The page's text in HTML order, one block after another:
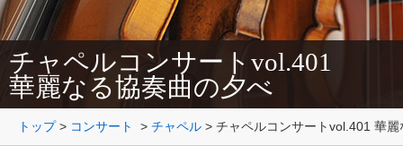
チャペルコンサートvol.401
華麗なる協奏曲の夕べ
トップ> コンサート > チャペル > チャペルコンサートvol.401 華